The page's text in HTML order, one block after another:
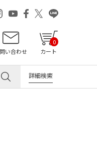
い合わせ カート
0
詳細検索